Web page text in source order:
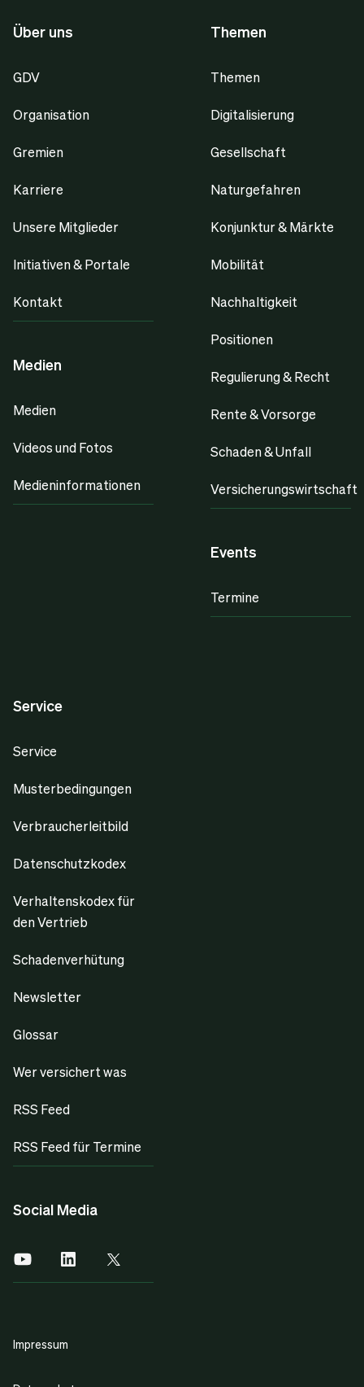
Über uns
GDV
Organisation
Gremien
Karriere
Unsere Mitglieder
Initiativen & Portale
Kontakt
Medien
Medien
Videos und Fotos
Medieninformationen
Themen
Themen
Digitalisierung
Gesellschaft
Naturgefahren
Konjunktur & Märkte
Mobilität
Nachhaltigkeit
Positionen
Regulierung & Recht
Rente & Vorsorge
Schaden & Unfall
Versicherungswirtschaft
Events
Termine
Service
Service
Musterbedingungen
Verbraucherleitbild
Datenschutzkodex
Verhaltenskodex für
den Vertrieb
Schadenverhütung
Newsletter
Glossar
Wer versichert was
RSS Feed
RSS Feed für Termine
Social Media
Impressum